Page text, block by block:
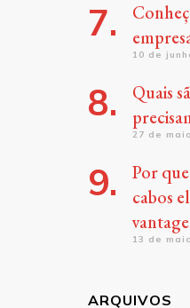
10 de
Quais
27 de
Por
cabos
13 de
ARQUIVOS